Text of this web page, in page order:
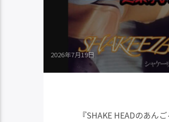
2026年7月19日
『SHAKE HEADのあ